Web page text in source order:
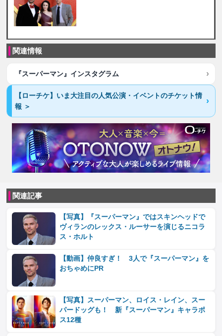
関連情報
『スーパーマン』インスタグラム
【ローチケ】いま大注目の人気公演・イベントのチケット情
報 ＞
関連記事
【写真】『スーパーマン』ではスキンヘッドで
ヴィランのレックス・ルーサーを演じるニコラ
ス・ホルト
【動画】仲良すぎ！ 3人で『スーパーマン』を
おちゃめにPR
【写真】スーパーマン、ロイス・レイン、スー
パードッグも！ 新『スーパーマン』キャラポ
ス12種